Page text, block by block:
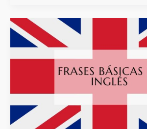
Frases
básicas
en